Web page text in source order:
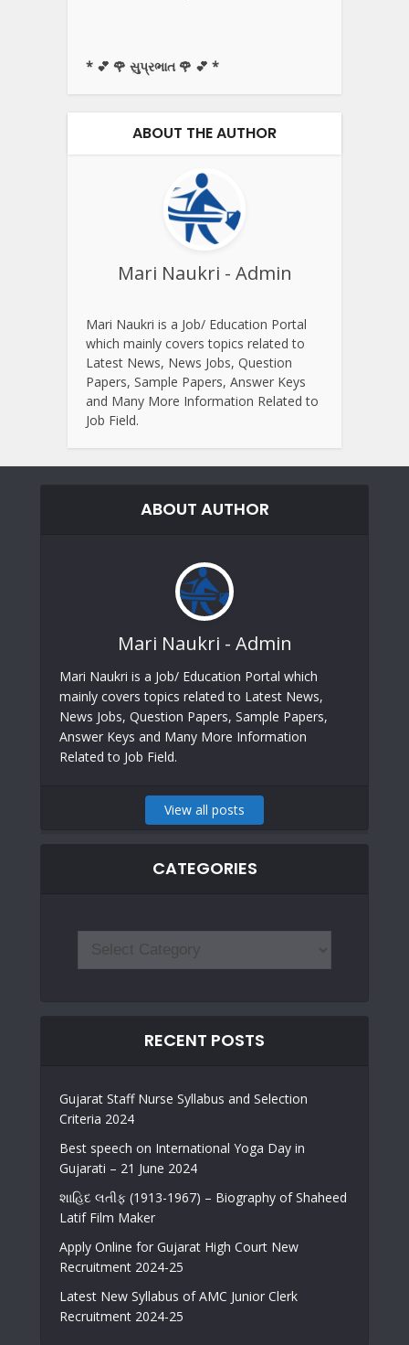
* 💕 🌹 સુપ્રભાત 🌹 💕 *
ABOUT THE AUTHOR
Mari Naukri - Admin
Mari Naukri is a Job/ Education Portal
which mainly covers topics related to
Latest News, News Jobs, Question
Papers, Sample Papers, Answer Keys
and Many More Information Related to
Job Field.
ABOUT AUTHOR
Mari Naukri - Admin
Mari Naukri is a Job/ Education Portal which
mainly covers topics related to Latest News,
News Jobs, Question Papers, Sample Papers,
Answer Keys and Many More Information
Related to Job Field.
View all posts
CATEGORIES
RECENT POSTS
Gujarat Staff Nurse Syllabus and Selection
Criteria 2024
Best speech on International Yoga Day in
Gujarati – 21 June 2024
શાહિદ લતીફ (1913-1967) – Biography of Shaheed
Latif Film Maker
Apply Online for Gujarat High Court New
Recruitment 2024-25
Latest New Syllabus of AMC Junior Clerk
Recruitment 2024-25